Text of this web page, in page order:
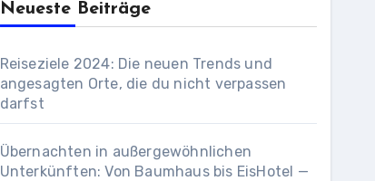
Neueste Beiträge
Reiseziele 2024: Die neuen Trends und
angesagten Orte, die du nicht verpassen
darfst
Übernachten in außergewöhnlichen
Unterkünften: Von Baumhaus bis EisHotel —